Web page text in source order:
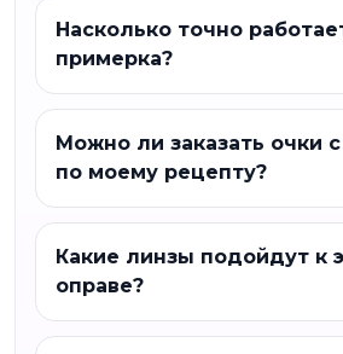
Насколько точно
примерка?
Можно ли заказать очки
по моему рецепту?
Какие линзы подойдут к
оправе?